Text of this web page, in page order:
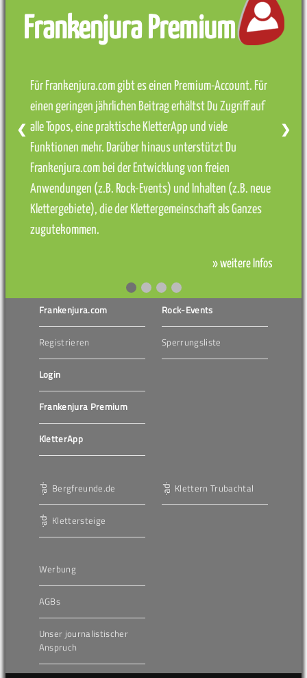
Frankenjura Premium
Für Frankenjura.com gibt es einen Premium-Account. Für
einen geringen jährlichen Beitrag erhältst Du Zugriff auf
alle Topos, eine praktische KletterApp und viele
Funktionen mehr. Darüber hinaus unterstützt Du
Frankenjura.com bei der Entwicklung von freien
Anwendungen (z.B. Rock-Events) und Inhalten (z.B. neue
Klettergebiete), die der Klettergemeinschaft als Ganzes
zugutekommen.
» weitere Infos
❮ ❯
Frankenjura.com
Registrieren
Login
Frankenjura Premium
KletterApp
Rock-Events
Sperrungsliste
Bergfreunde.de
Klettersteige
Klettern Trubachtal
Werbung
AGBs
Unser journalistischer
Anspruch